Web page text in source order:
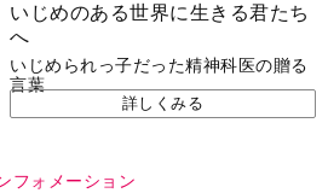
いじめのある世界に生きる君たち
へ
いじめられっ子だった精神科医の贈る
言葉
詳しくみる
フォメーション